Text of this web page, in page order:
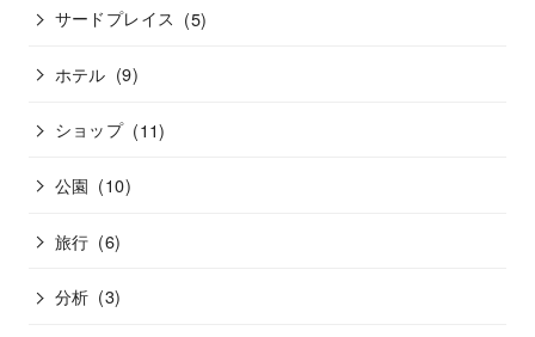
サードプレイス (5)
ホテル (9)
ショップ (11)
公園 (10)
旅行 (6)
分析 (3)